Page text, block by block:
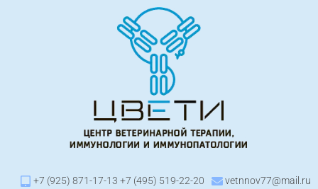
+7 (925) 871-17-13 +7 (495) 519-22-20 vetnnov77@mail.ru